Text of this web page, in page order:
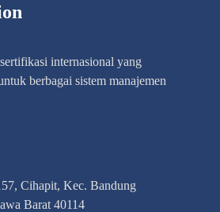
internasional yang
berbagai sistem manajemen
Cihapit, Kec. Bandung
Barat 40114